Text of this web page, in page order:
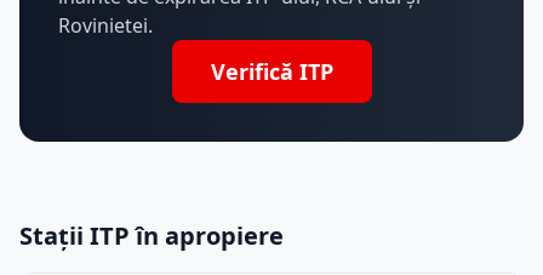
Rovinietei.
Verifică ITP
Stații ITP în apropiere